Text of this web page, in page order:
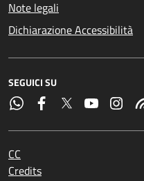
Note legali
Dichiarazione Accessibilità
SEGUICI SU
CC
Credits